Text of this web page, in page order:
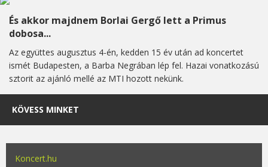
És akkor majdnem Borlai Gergő lett a Primus
dobosa...
Az együttes augusztus 4-én, kedden 15 év után ad koncertet
ismét Budapesten, a Barba Negrában lép fel. Hazai vonatkozású
sztorit az ajánló mellé az MTI hozott nekünk.
KÖVESS MINKET
Koncert.hu